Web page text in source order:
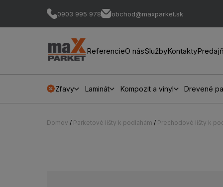
0903 995 978 obchod@maxparket.sk
ReferencieO násSlužbyKontakty
Zľavy Laminát Kompozit a vinyl Drevené
Domov / Parketové lišty k podlahám / Prechodové lišty k